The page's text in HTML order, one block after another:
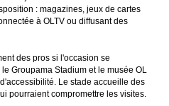
: magazines, jeux de cartes
à OLTV ou diffusant des
des pros si l'occasion se
Groupama Stadium et le musée OL
Le stade accueille des
pourraient compromettre les visites.